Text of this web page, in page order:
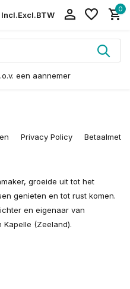
Incl.Excl.BTW
0
een aannemer
Privacy Policy
groeide uit tot het
genieten en tot rust komen.
en eigenaar van
(Zeeland).